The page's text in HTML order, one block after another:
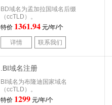
BD域名为孟加拉国域名后缀
（ccTLD）。
特价 1361.94 元/年/个
详情 联系我们
.BI域名注册
BI域名为布隆迪国家域名
（ccTLD）。
特价 1299 元/年/个